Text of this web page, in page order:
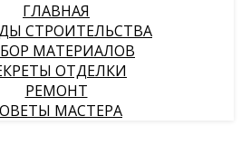
ГЛАВНАЯ
СТРОИТЕЛЬСТВА
МАТЕРИАЛОВ
ОТДЕЛКИ
РЕМОНТ
МАСТЕРА